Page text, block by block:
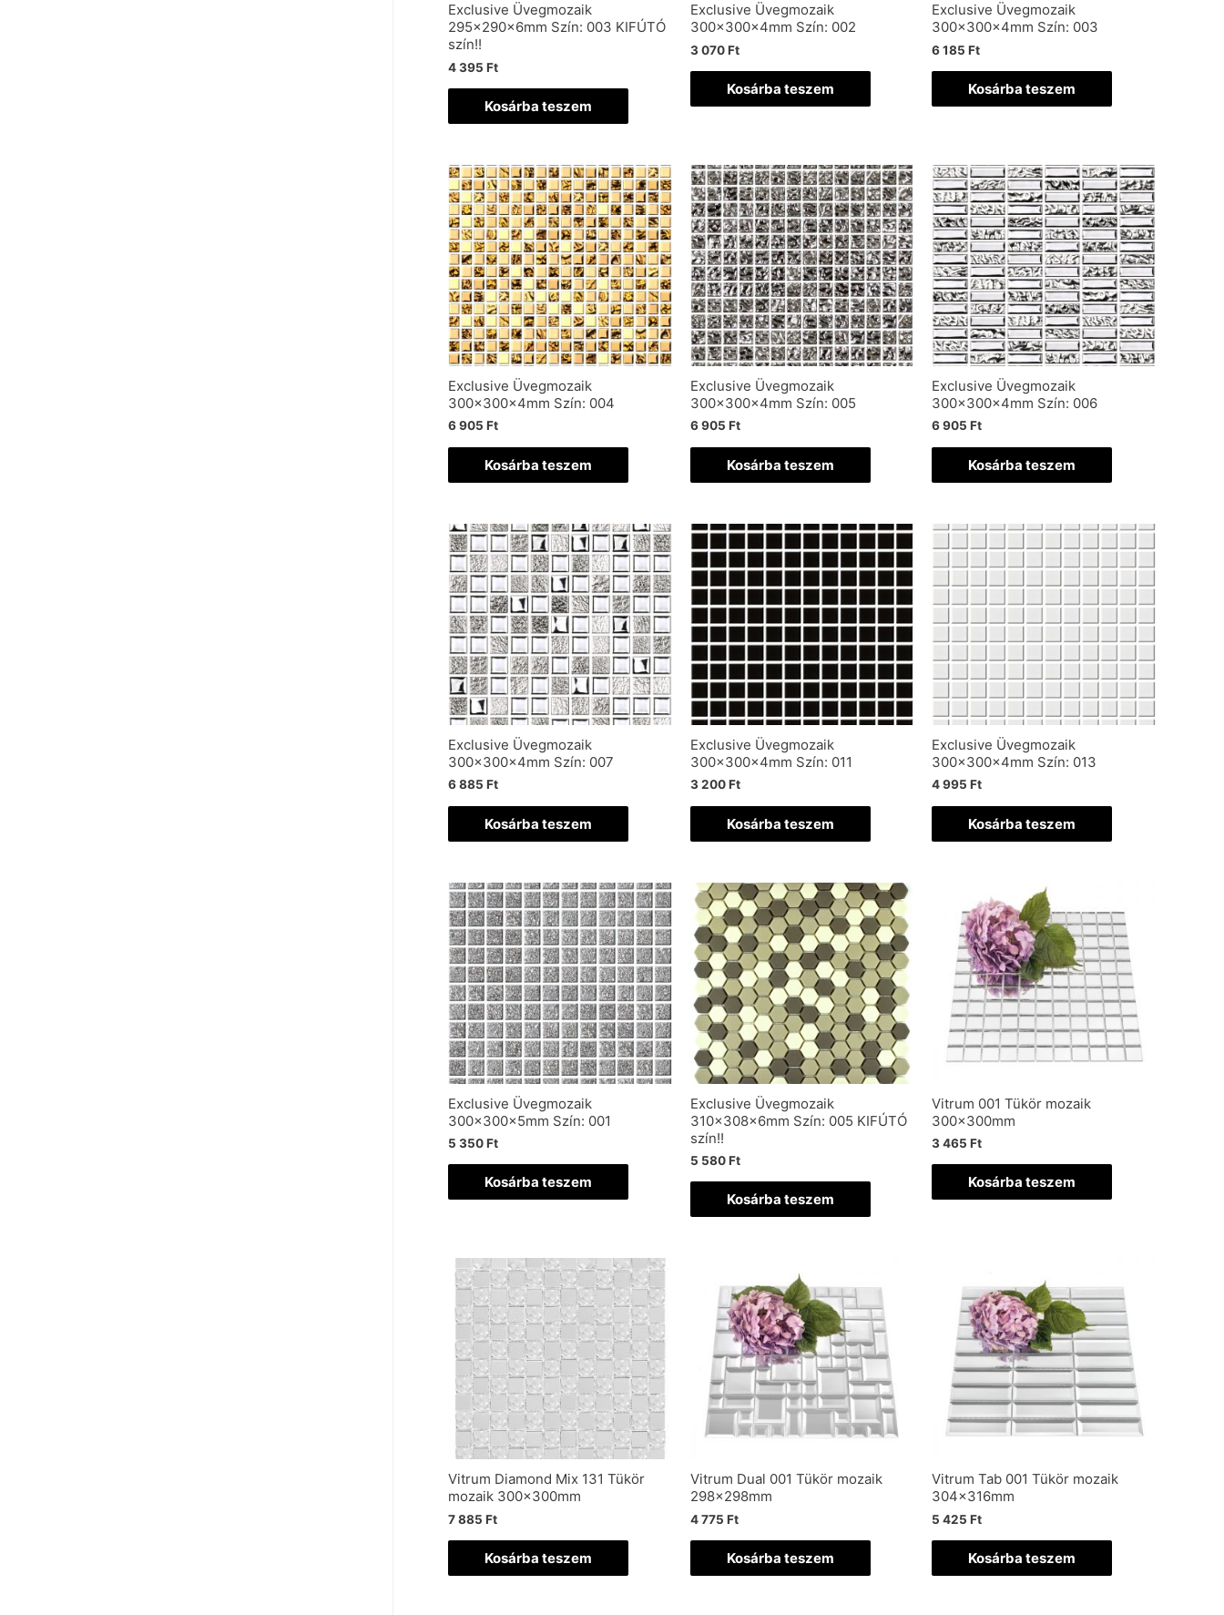
Exclusive Üvegmozaik
295x290x6mm Szín: 003 KIFÚTÓ
szín!!
4 395 Ft
Kosárba teszem
Exclusive Üvegmozaik
300x300x4mm Szín: 002
3 070Ft
Kosárba teszem
Exclusive Üvegmozaik
300x300x4mm Szín: 003
6 185Ft
Kosárba teszem
Exclusive Üvegmozaik
300x300x4mm Szín: 004
6 905 Ft
Kosárba teszem
Exclusive Üvegmozaik
300x300x4mm Szín: 005
6 905 Ft
Kosárba teszem
Exclusive Üvegmozaik
300x300x4mm Szín: 006
6 905Ft
Kosárba teszem
Exclusive Üvegmozaik
300x300x4mm Szín: 007
6 885 Ft
Kosárba teszem
Exclusive Üvegmozaik
300x300x4mm Szín: 011
3 200Ft
Kosárba teszem
Exclusive Üvegmozaik
300x300x4mm Szín: 013
4 995Ft
Kosárba teszem
Exclusive Üvegmozaik
300x300x5mm Szín: 001
5 350Ft
Kosárba teszem
Exclusive Üvegmozaik
310x308x6mm Szín: 005 KIFÚTÓ
szín!!
5 580Ft
Kosárba teszem
Vitrum 001 Tükör mozaik
300x300mm
3 465Ft
Kosárba teszem
Vitrum Diamond Mix 131 Tükör
mozaik 300x300mm
7 885 Ft
Kosárba teszem
Vitrum Dual 001 Tükör mozaik
298x298mm
4 775 Ft
Kosárba teszem
Vitrum Tab 001 Tükör mozaik
304x316mm
5 425Ft
Kosárba teszem